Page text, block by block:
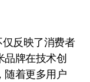
反映了消费者
品牌在技术创
随着更多用户